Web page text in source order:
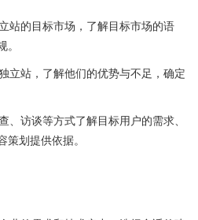
站的目标市场，了解目标市场的语
。
立站，了解他们的优势与不足，确定
、访谈等方式了解目标用户的需求、
策划提供依据。